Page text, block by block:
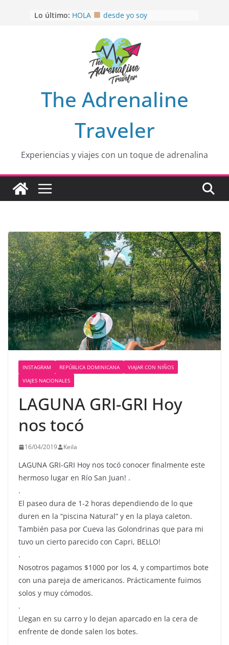
Lo último: MULITO!
Aprovechando que Wen tenía que
EL SENDERO DEL CACAO: Excelente
opción
HOSPEDAJE AL NATURALSHH !!
The Adrenaline
Traveler
Experiencias y viajes con un toque de adrenalina
INSTAGRAM REPÚBLICA DOMINICANA
VIAJAR CON NIÑOS
VIAJES NACIONALES
LAGUNA GRI-GRI Hoy
nos tocó
16/04/2019 Keila
LAGUNA GRI-GRI Hoy nos tocó conocer finalmente este
hermoso lugar en Río San Juan! .
.
El paseo dura de 1-2 horas dependiendo de lo que
duren en la “piscina Natural” y en la playa caleton.
También pasa por Cueva las Golondrinas que para mi
tuvo un cierto parecido con Capri, BELLO!
.
Nosotros pagamos $1000 por los 4, y compartimos bote
con una pareja de americanos. Prácticamente fuimos
solos y muy cómodos.
.
Llegan en su carro y lo dejan aparcado en la cera de
enfrente de donde salen los botes.